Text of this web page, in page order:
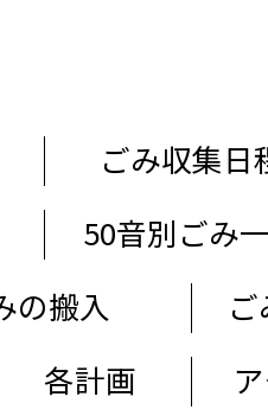
ごみ収集日
50音別ごみ
の搬入
各計画